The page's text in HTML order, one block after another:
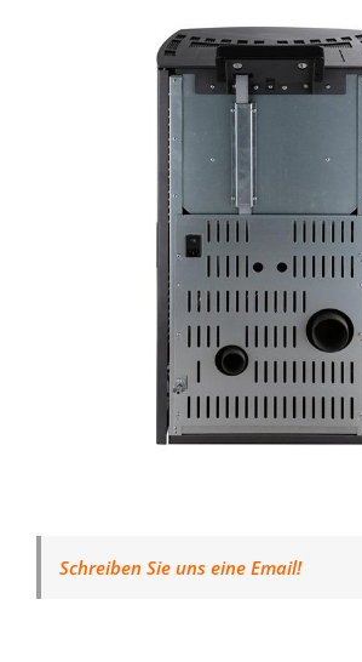
Schreiben Sie uns eine Email!